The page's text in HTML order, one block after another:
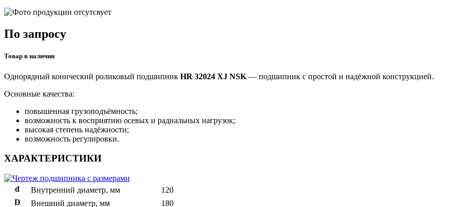
По запросу
Товар в наличии
Однорядный конический роликовый подшипник HR 32024 XJ NSK — подшипник с простой и надёжной конструкцией.
Основные качества:
повышенная грузоподъёмность;
возможность к восприятию осевых и радиальных нагрузок;
высокая степень надёжности;
возможность регулировки.
ХАРАКТЕРИСТИКИ
d Внутренний диаметр, мм
120
D
Внешний диаметр, мм 180